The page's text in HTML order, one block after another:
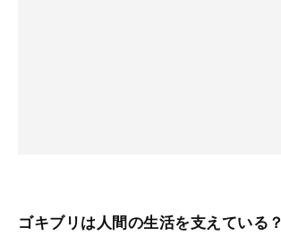
ゴキブリは人間の生活を支えている？